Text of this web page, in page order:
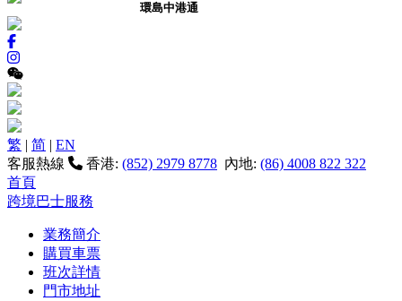
環島中港通
繁 | 简 | EN
客服熱線
香港: (852) 2979 8778 內地: (86) 4008 822 322
首頁
跨境巴士服務
業務簡介
購買車票
班次詳情
門市地址